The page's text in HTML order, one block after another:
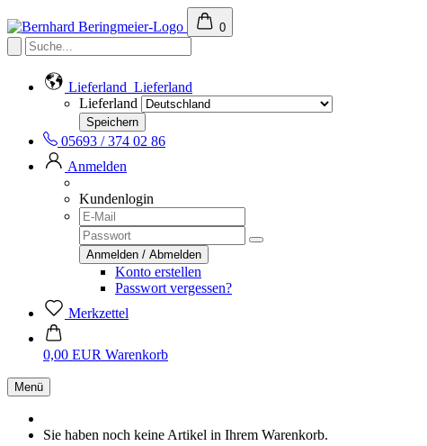
0
Lieferland Lieferland
Lieferland
05693 / 374 02 86
Anmelden
Kundenlogin
Konto erstellen
Passwort vergessen?
Merkzettel
0,00 EUR Warenkorb
Menü
Sie haben noch keine Artikel in Ihrem Warenkorb.